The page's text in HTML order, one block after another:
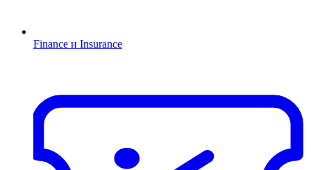
Finance и Insurance